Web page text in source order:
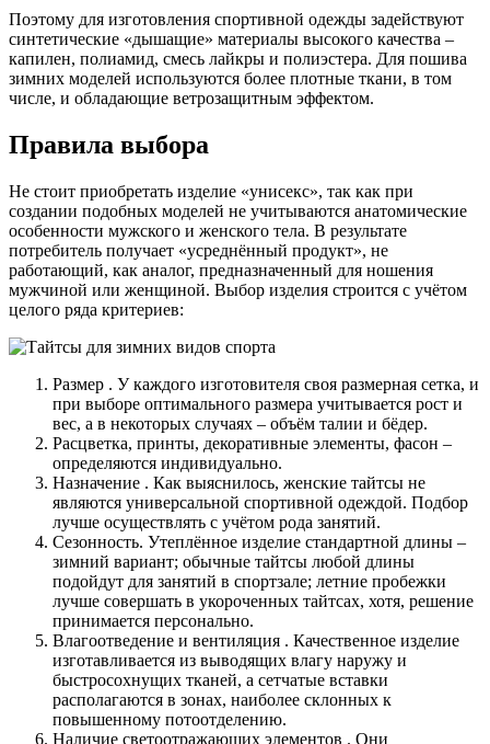
Поэтому для изготовления спортивной одежды задействуют
синтетические «дышащие» материалы высокого качества –
капилен, полиамид, смесь лайкры и полиэстера. Для пошива
зимних моделей используются более плотные ткани, в том
числе, и обладающие ветрозащитным эффектом.
Правила выбора
Не стоит приобретать изделие «унисекс», так как при
создании подобных моделей не учитываются анатомические
особенности мужского и женского тела. В результате
потребитель получает «усреднённый продукт», не
работающий, как аналог, предназначенный для ношения
мужчиной или женщиной. Выбор изделия строится с учётом
целого ряда критериев:
Размер . У каждого изготовителя своя размерная сетка, и
при выборе оптимального размера учитывается рост и
вес, а в некоторых случаях – объём талии и бёдер.
Расцветка, принты, декоративные элементы, фасон –
определяются индивидуально.
Назначение . Как выяснилось, женские тайтсы не
являются универсальной спортивной одеждой. Подбор
лучше осуществлять с учётом рода занятий.
Сезонность. Утеплённое изделие стандартной длины –
зимний вариант; обычные тайтсы любой длины
подойдут для занятий в спортзале; летние пробежки
лучше совершать в укороченных тайтсах, хотя, решение
принимается персонально.
Влагоотведение и вентиляция . Качественное изделие
изготавливается из выводящих влагу наружу и
быстросохнущих тканей, а сетчатые вставки
располагаются в зонах, наиболее склонных к
повышенному потоотделению.
Наличие светоотражающих элементов . Они